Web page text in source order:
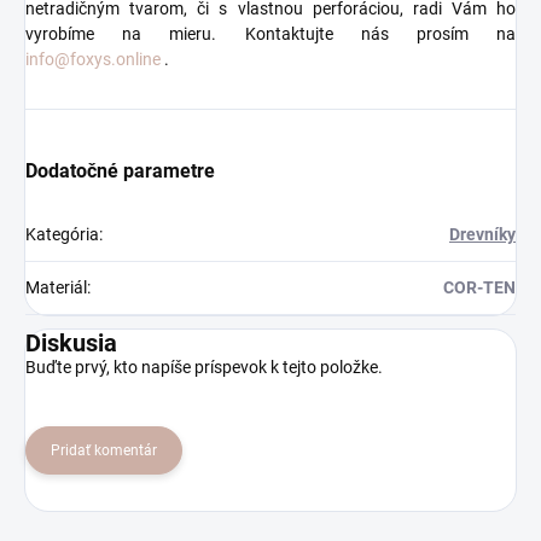
netradičným tvarom, či s vlastnou perforáciou, radi Vám ho
vyrobíme na mieru. Kontaktujte nás prosím na
info@foxys.online .
Dodatočné parametre
Kategória: Drevníky
Materiál : COR-TEN
Diskusia
Buďte prvý, kto napíše príspevok k tejto položke.
Pridať komentár